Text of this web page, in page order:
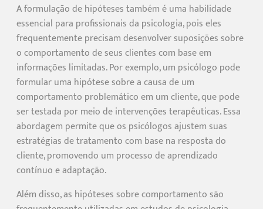
A formulação de hipóteses também é uma habilidade
essencial para profissionais da psicologia, pois eles
frequentemente precisam desenvolver suposições sobre
o comportamento de seus clientes com base em
informações limitadas. Por exemplo, um psicólogo pode
formular uma hipótese sobre a causa de um
comportamento problemático em um cliente, que pode
ser testada por meio de intervenções terapêuticas. Essa
abordagem permite que os psicólogos ajustem suas
estratégias de tratamento com base na resposta do
cliente, promovendo um processo de aprendizado
contínuo e adaptação.
Além disso, as hipóteses sobre comportamento são